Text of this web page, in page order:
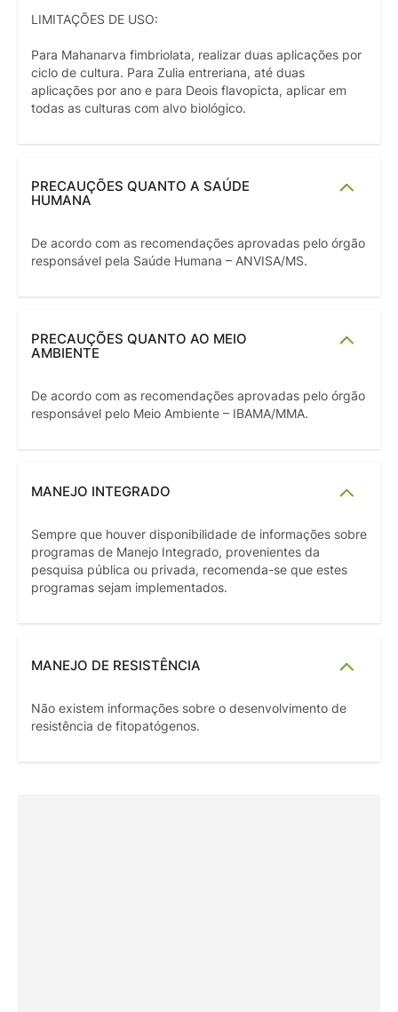
LIMITAÇÕES DE USO:
Para Mahanarva fimbriolata, realizar duas aplicações por
ciclo de cultura. Para Zulia entreriana, até duas
aplicações por ano e para Deois flavopicta, aplicar em
todas as culturas com alvo biológico.
PRECAUÇÕES QUANTO A SAÚDE
HUMANA
De acordo com as recomendações aprovadas pelo órgão
responsável pela Saúde Humana – ANVISA/MS.
PRECAUÇÕES QUANTO AO MEIO
AMBIENTE
De acordo com as recomendações aprovadas pelo órgão
responsável pelo Meio Ambiente – IBAMA/MMA.
MANEJO INTEGRADO
Sempre que houver disponibilidade de informações sobre
programas de Manejo Integrado, provenientes da
pesquisa pública ou privada, recomenda-se que estes
programas sejam implementados.
MANEJO DE RESISTÊNCIA
Não existem informações sobre o desenvolvimento de
resistência de fitopatógenos.